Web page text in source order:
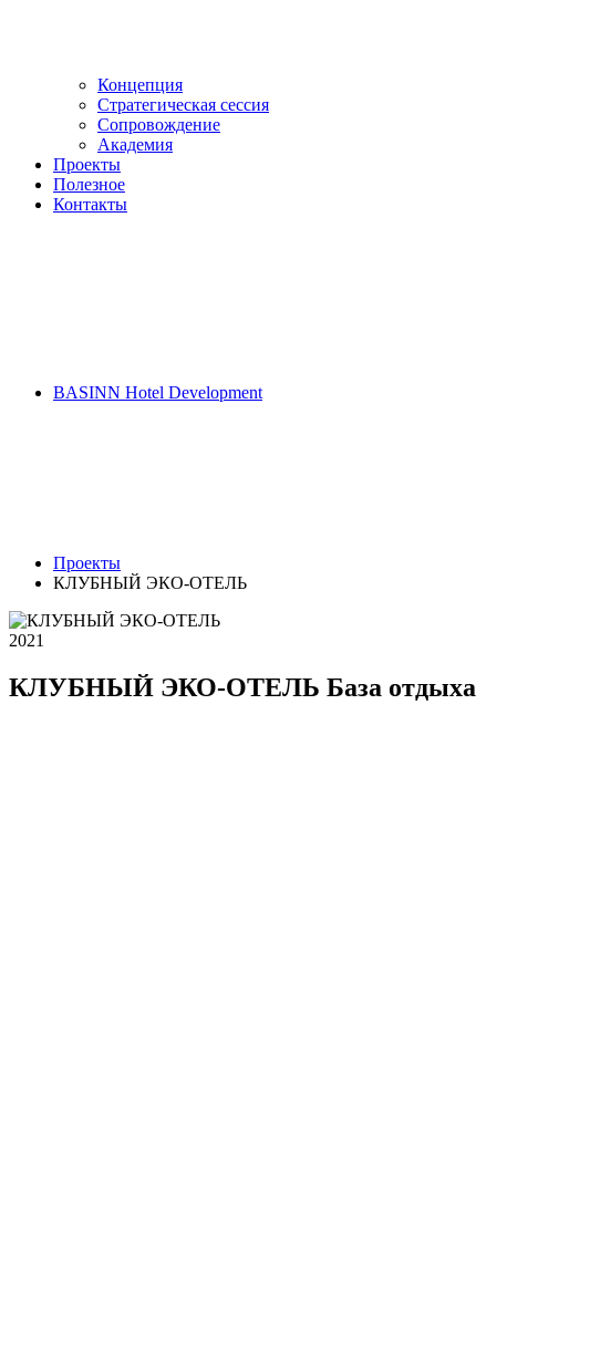
Концепция
Стратегическая сессия
Сопровождение
Академия
Проекты
Полезное
Контакты
BASINN Hotel Development
Проекты
КЛУБНЫЙ ЭКО-ОТЕЛЬ
2021
КЛУБНЫЙ ЭКО-ОТЕЛЬ База отдыха